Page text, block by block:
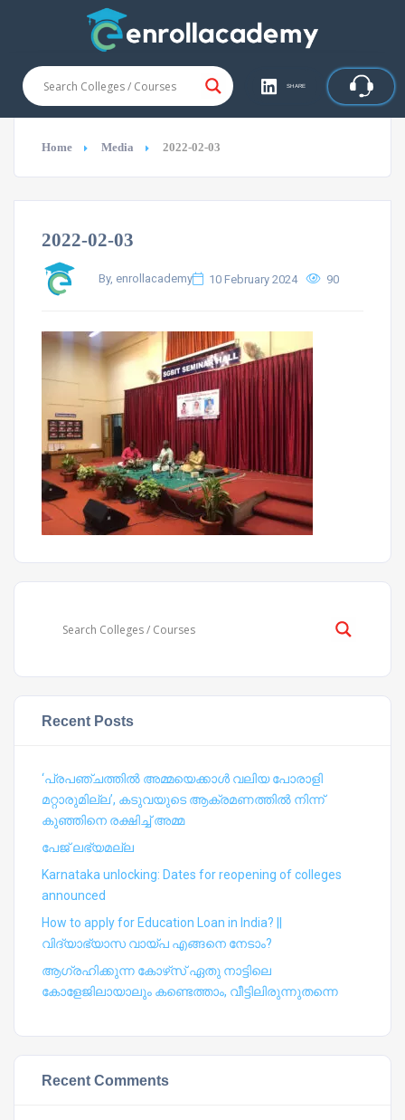
SHARE
Home Media 2022-02-03
2022-02-03
By, enrollacademy 10 February 2024 90
Recent Posts
‘പ്രപഞ്ചത്തില്‍ അമ്മയെക്കാള്‍ വലിയ പോരാളി
മറ്റാരുമില്ല’, കടുവയുടെ ആക്രമണത്തില്‍ നിന്ന്
കുഞ്ഞിനെ രക്ഷിച്ച് അമ്മ
പേജ് ലഭ്യമല്ല
Karnataka unlocking: Dates for reopening of colleges
announced
How to apply for Education Loan in India? ||
വിദ്യാഭ്യാസ വായ്പ എങ്ങനെ നേടാം?
ആഗ്രഹിക്കുന്ന കോഴ്‍സ് ഏതു നാട്ടിലെ
കോളേജിലായാലും കണ്ടെത്താം, വീട്ടിലിരുന്നുതന്നെ
Recent Comments